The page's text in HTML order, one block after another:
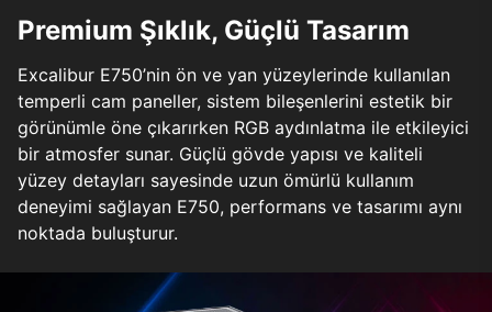
Premium Şıklık, Güçlü Tasarım
Excalibur E750’nin ön ve yan yüzeylerinde kullanılan
temperli cam paneller, sistem bileşenlerini estetik bir
görünümle öne çıkarırken RGB aydınlatma ile etkileyici
bir atmosfer sunar. Güçlü gövde yapısı ve kaliteli
yüzey detayları sayesinde uzun ömürlü kullanım
deneyimi sağlayan E750, performans ve tasarımı aynı
noktada buluşturur.